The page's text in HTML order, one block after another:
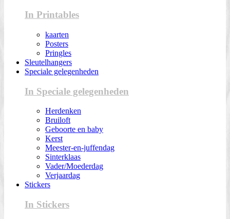
In Printables
kaarten
Posters
Pringles
Sleutelhangers
Speciale gelegenheden
In Speciale gelegenheden
Herdenken
Bruiloft
Geboorte en baby
Kerst
Meester-en-juffendag
Sinterklaas
Vader/Moederdag
Verjaardag
Stickers
In Stickers